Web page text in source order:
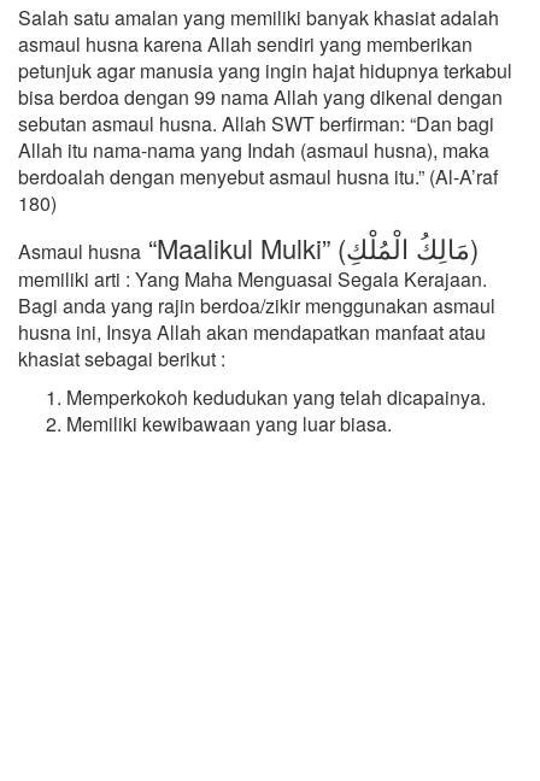
Salah satu amalan yang memiliki banyak khasiat adalah
asmaul husna karena Allah sendiri yang memberikan
petunjuk agar manusia yang ingin hajat hidupnya terkabul
bisa berdoa dengan 99 nama Allah yang dikenal dengan
sebutan asmaul husna. Allah SWT berfirman: “Dan bagi
Allah itu nama-nama yang Indah (asmaul husna), maka
berdoalah dengan menyebut asmaul husna itu.” (Al-A’raf
180)
Asmaul husna
“Maalikul Mulki” (مَالِكُ الْمُلْكِ)
memiliki arti : Yang Maha Menguasai Segala Kerajaan.
Bagi anda yang rajin berdoa/zikir menggunakan asmaul
husna ini, Insya Allah akan mendapatkan manfaat atau
khasiat sebagai berikut :
Memperkokoh kedudukan yang telah dicapainya.
Memiliki kewibawaan yang luar biasa.